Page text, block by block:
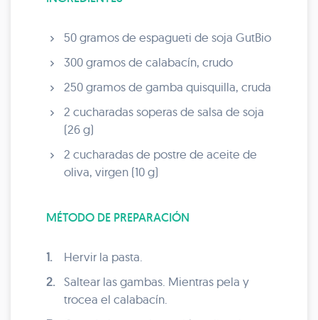
50 gramos de espagueti de soja GutBio
300 gramos de calabacín, crudo
250 gramos de gamba quisquilla, cruda
2 cucharadas soperas de salsa de soja
(26 g)
2 cucharadas de postre de aceite de
oliva, virgen (10 g)
MÉTODO DE PREPARACIÓN
1.
Hervir la pasta.
2.
Saltear las gambas. Mientras pela y
trocea el calabacín.